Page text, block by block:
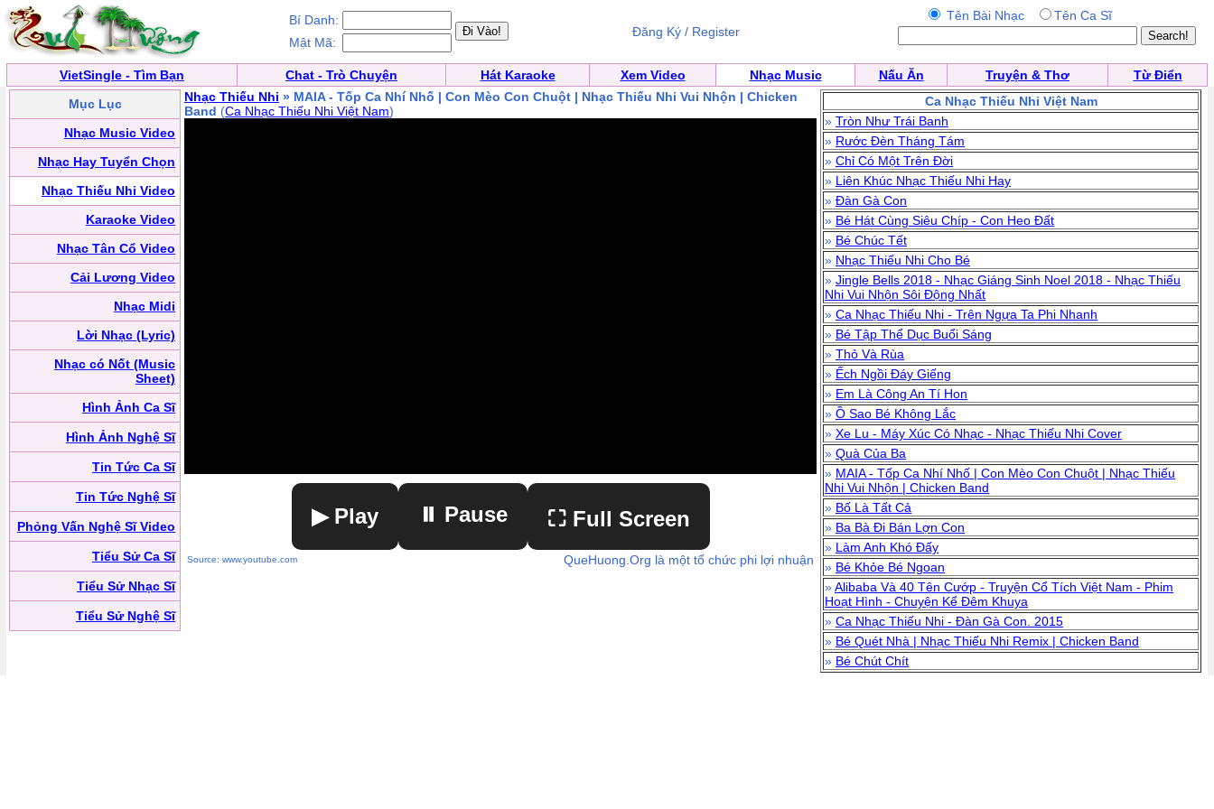
Bí Danh:
Mật Mã:
Đăng Ký / Register
Tên Bài Nhạc Tên Ca Sĩ
VietSingle - Tìm Bạn Chat - Trò Chuyện Hát Karaoke Xem Video Nhạc Music Nấu Ăn Truyện & Thơ
Từ Điển
Mục Lục
Nhạc Music Video
Nhạc Hay Tuyển Chọn
Nhạc Thiếu Nhi Video
Karaoke Video
Nhạc Tân Cổ Video
Cải Lương Video
Nhạc Midi
Lời Nhạc (Lyric)
Nhạc có Nốt (Music
Sheet)
Hình Ảnh Ca Sĩ
Hình Ảnh Nghệ Sĩ
Tin Tức Ca Sĩ
Tin Tức Nghệ Sĩ
Phỏng Vấn Nghệ Sĩ Video
Tiểu Sử Ca Sĩ
Tiểu Sử Nhạc Sĩ
Tiểu Sử Nghệ Sĩ
Nhạc Thiếu Nhi » MAIA - Tốp Ca Nhí Nhố | Con Mèo Con Chuột | Nhạc Thiếu Nhi Vui Nhộn | Chicken
Band (Ca Nhạc Thiếu Nhi Việt Nam)
▶ Play ⏸ Pause ⛶ Full Screen
Source: www.youtube.com QueHuong.Org là một tổ chức phi lợi nhuận
Ca Nhạc Thiếu Nhi Việt Nam
» Tròn Như Trái Banh
» Rước Đèn Tháng Tám
» Chỉ Có Một Trên Đời
» Liên Khúc Nhạc Thiếu Nhi Hay
» Đàn Gà Con
» Bé Hát Cùng Siêu Chíp - Con Heo Đất
» Bé Chúc Tết
» Nhạc Thiếu Nhi Cho Bé
» Jingle Bells 2018 - Nhạc Giáng Sinh Noel 2018 - Nhạc Thiếu
Nhi Vui Nhộn Sôi Động Nhất
» Ca Nhạc Thiếu Nhi - Trên Ngựa Ta Phi Nhanh
» Bé Tập Thể Dục Buổi Sáng
» Thỏ Và Rùa
» Ếch Ngồi Đáy Giếng
» Em Là Công An Tí Hon
» Ồ Sao Bé Không Lắc
» Xe Lu - Máy Xúc Có Nhạc - Nhạc Thiếu Nhi Cover
» Quà Của Ba
» MAIA - Tốp Ca Nhí Nhố | Con Mèo Con Chuột | Nhạc Thiếu
Nhi Vui Nhộn | Chicken Band
» Bố Là Tất Cả
» Ba Bà Đi Bán Lợn Con
» Làm Anh Khó Đấy
» Bé Khỏe Bé Ngoan
»Alibaba Và 40 Tên Cướp - Truyện Cổ Tích Việt Nam - Phim
Hoạt Hình - Chuyện Kể Đêm Khuya
» Ca Nhạc Thiếu Nhi - Đàn Gà Con. 2015
» Bé Quét Nhà | Nhạc Thiếu Nhi Remix | Chicken Band
» Bé Chút Chít